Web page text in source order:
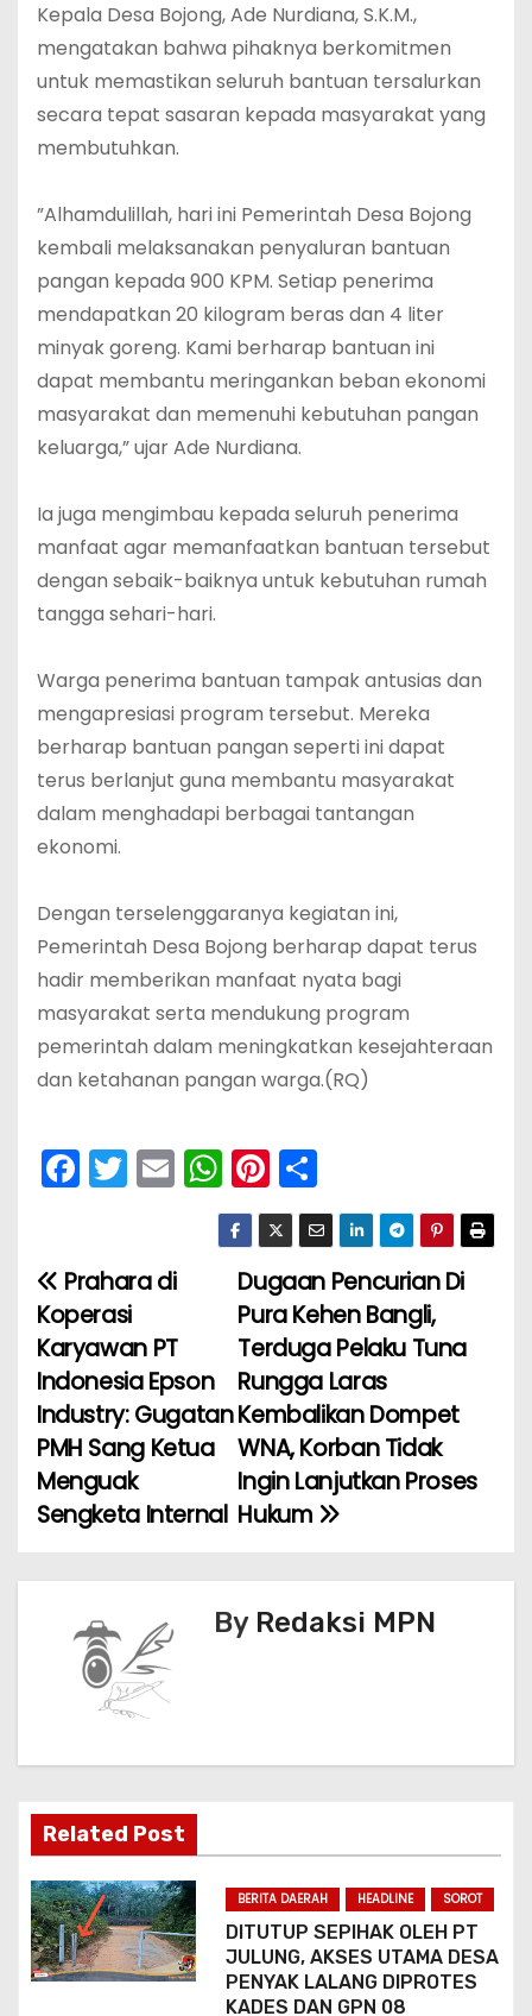
‎Kepala Desa Bojong, Ade Nurdiana, S.K.M.,
mengatakan bahwa pihaknya berkomitmen
untuk memastikan seluruh bantuan tersalurkan
secara tepat sasaran kepada masyarakat yang
membutuhkan.
‎”Alhamdulillah, hari ini Pemerintah Desa Bojong
kembali melaksanakan penyaluran bantuan
pangan kepada 900 KPM. Setiap penerima
mendapatkan 20 kilogram beras dan 4 liter
minyak goreng. Kami berharap bantuan ini
dapat membantu meringankan beban ekonomi
masyarakat dan memenuhi kebutuhan pangan
keluarga,” ujar Ade Nurdiana.
‎Ia juga mengimbau kepada seluruh penerima
manfaat agar memanfaatkan bantuan tersebut
dengan sebaik-baiknya untuk kebutuhan rumah
tangga sehari-hari.
‎Warga penerima bantuan tampak antusias dan
mengapresiasi program tersebut. Mereka
berharap bantuan pangan seperti ini dapat
terus berlanjut guna membantu masyarakat
dalam menghadapi berbagai tantangan
ekonomi.
‎Dengan terselenggaranya kegiatan ini,
Pemerintah Desa Bojong berharap dapat terus
hadir memberikan manfaat nyata bagi
masyarakat serta mendukung program
pemerintah dalam meningkatkan kesejahteraan
dan ketahanan pangan warga.(RQ)
F
a
e
b
o
o
k
T
w
er
E
m
l
W
h
a
ts
A
p
p
Pi
nt
er
e
st
h
ar
e
N
a
v
i
g
s
Dugaan Pencurian Di
Pura Kehen Bangli,
Terduga Pelaku Tuna
Rungga Laras
Kembalikan Dompet
WNA, Korban Tidak
Ingin Lanjutkan Proses
Hukum
Prahara di
Koperasi
Karyawan PT
Indonesia Epson
Industry: Gugatan
PMH Sang Ketua
Menguak
Sengketa Internal
By Redaksi MPN
Related Post
BERITA DAERAH HEADLINE SOROT
DITUTUP SEPIHAK OLEH PT
JULUNG, AKSES UTAMA DESA
PENYAK LALANG DIPROTES
KADES DAN GPN 08